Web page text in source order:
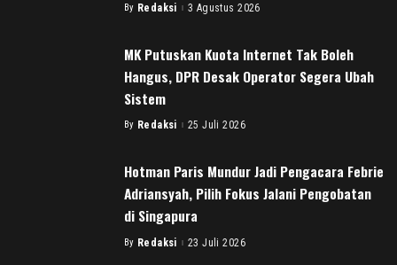
Posted
By Redaksi 3 Agustus 2026
MK Putuskan Kuota Internet Tak Boleh
Hangus, DPR Desak Operator Segera Ubah
Sistem
Posted
By Redaksi 25 Juli 2026
Hotman Paris Mundur Jadi Pengacara Febrie
Adriansyah, Pilih Fokus Jalani Pengobatan
di Singapura
Posted
By Redaksi 23 Juli 2026